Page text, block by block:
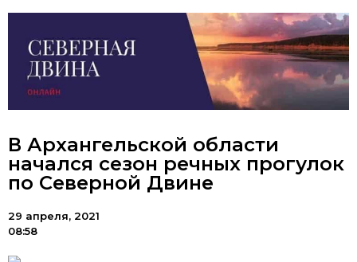
В Архангельской области
начался сезон речных прогулок
по Северной Двине
29 апреля, 2021
08:58